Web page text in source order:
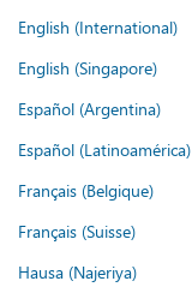
English (International)
English (Singapore)
Español (Argentina)
Español (Latinoamérica)
Français (Belgique)
Français (Suisse)
Hausa (Najeriya)